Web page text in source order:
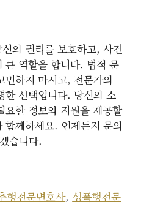
의 권리를 보호하고, 사건
큰 역할을 합니다. 법적 문
하지 마시고, 전문가의
한 선택입니다. 당신의 소
요한 정보와 지원을 제공할
께하세요. 언제든지 문의
습니다.
행전문변호사, 성폭행전문